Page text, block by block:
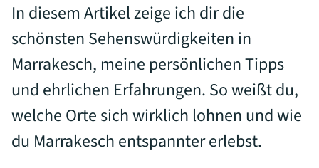
In diesem Artikel zeige ich dir die
schönsten Sehenswürdigkeiten in
Marrakesch, meine persönlichen Tipps
und ehrlichen Erfahrungen. So weißt du,
welche Orte sich wirklich lohnen und wie
du Marrakesch entspannter erlebst.